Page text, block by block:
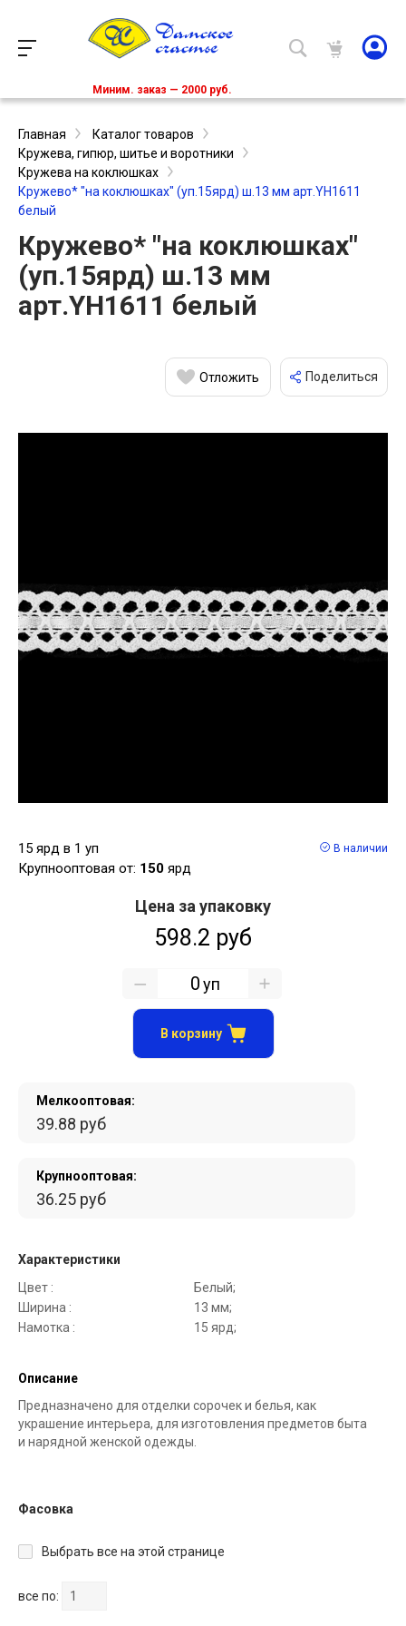
Миним. заказ — 2000 руб.
Главная
Каталог товаров
Кружева, гипюр, шитье и воротники
Кружева на коклюшках
Кружево* "на коклюшках" (уп.15ярд) ш.13 мм арт.YH1611
белый
Кружево* "на коклюшках"
(уп.15ярд) ш.13 мм
арт.YH1611 белый
Отложить Поделиться
15 ярд в 1 уп
Крупнооптовая от: 150 ярд
В наличии
Мелкооптовая:
39.88 руб
Крупнооптовая:
36.25 руб
Характеристики
Цвет :
Белый;
Ширина :
13 мм;
Намотка :
15 ярд;
Описание
Предназначено для отделки сорочек и белья, как
украшение интерьера, для изготовления предметов быта
и нарядной женской одежды.
Цена за упаковку
598.2 руб
уп
В корзину
Фасовка
Выбрать все на этой странице
все по: